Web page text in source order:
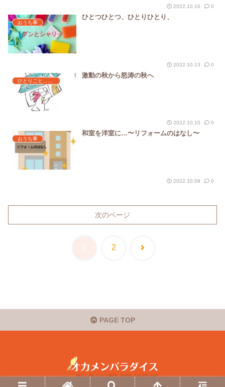
2022.10.16 0
おうち事
ひとつひとつ、ひとりひとり、
2022.10.13 0
激動の秋から怒涛の秋へ
2022.10.10 0
おうち事
和室を洋室に…〜リフォームのはなし〜
2022.10.09 0
次のページ
2 次
PAGE TOP